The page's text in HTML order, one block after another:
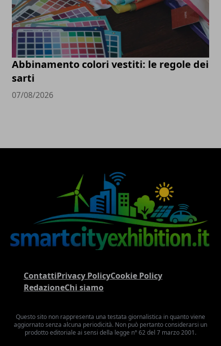
Abbinamento colori vestiti: le regole dei
sarti
07/08/2026
ContattiPrivacy PolicyCookie Policy
RedazioneChi siamo
Questo sito non rappresenta una testata giornalistica in quanto viene
aggiornato senza alcuna periodicità. Non può pertanto considerarsi un
prodotto editoriale ai sensi della legge n° 62 del 7 marzo 2001.